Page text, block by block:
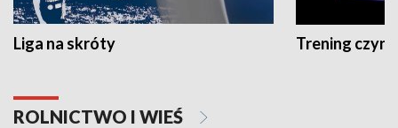
Liga na skróty Trening czyni
ROLNICTWO I WIEŚ